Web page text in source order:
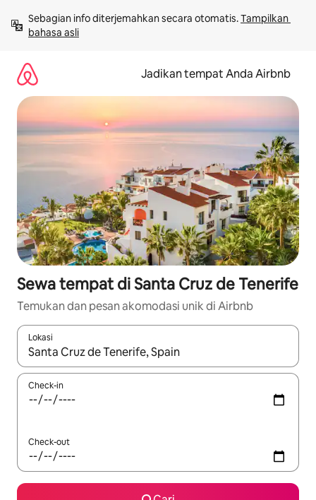
langsung
lihat
Sebagian info diterjemahkan secara otomatis. Tampilkan
bahasa asli
Jadikan tempat Anda Airbnb
Sewa tempat di Santa Cruz de Tenerife
Temukan dan pesan akomodasi unik di Airbnb
Lokasi
Jika hasil yang dicari tersedia, telusuri dengan tombol panah
Check-in
Check-out